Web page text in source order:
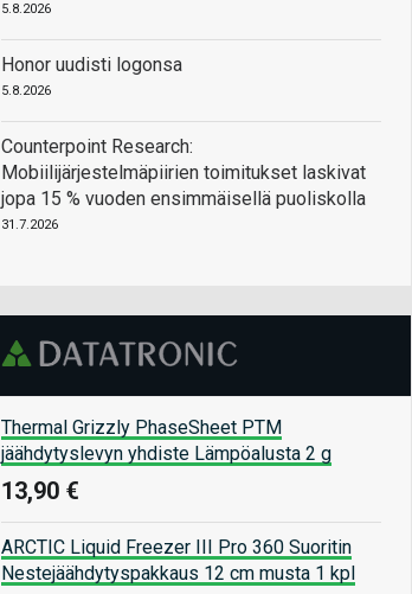
5.8.2026
Honor uudisti logonsa
5.8.2026
Counterpoint Research:
Mobiilijärjestelmäpiirien toimitukset laskivat
jopa 15 % vuoden ensimmäisellä puoliskolla
31.7.2026
Thermal Grizzly PhaseSheet PTM
jäähdytyslevyn yhdiste Lämpöalusta 2 g
13,90 €
ARCTIC Liquid Freezer III Pro 360 Suoritin
Nestejäähdytyspakkaus 12 cm musta 1 kpl